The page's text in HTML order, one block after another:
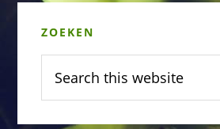
Sidebar
ZOEKEN
this
website